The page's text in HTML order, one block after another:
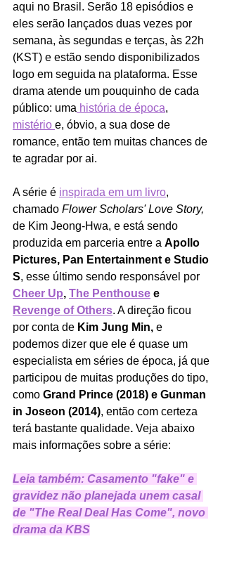
aqui no Brasil. Serão 18 episódios e
eles serão lançados duas vezes por
semana, às segundas e terças, às 22h
(KST) e estão sendo disponibilizados
logo em seguida na plataforma. Esse
drama atende um pouquinho de cada
público: uma história de época,
mistério e, óbvio, a sua dose de
romance, então tem muitas chances de
te agradar por ai.
A série é inspirada em um livro,
chamado Flower Scholars' Love Story,
de Kim Jeong-Hwa, e está sendo
produzida em parceria entre a Apollo
Pictures, Pan Entertainment e Studio
S, esse último sendo responsável por
Cheer Up, The Penthouse e
Revenge of Others. A direção ficou
por conta de Kim Jung Min, e
podemos dizer que ele é quase um
especialista em séries de época, já que
participou de muitas produções do tipo,
como Grand Prince (2018) e Gunman
in Joseon (2014), então com certeza
terá bastante qualidade. Veja abaixo
mais informações sobre a série:
Leia também: Casamento "fake" e
gravidez não planejada unem casal
de "The Real Deal Has Come", novo
drama da KBS